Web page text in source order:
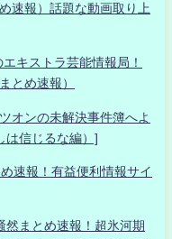
速報）話題な動画取り上
キストラ芸能情報局！
とめ速報）
オンの未解決事件簿へよ
は信じるな編）]
報！有益便利情報サイ
然まとめ速報！超氷河期